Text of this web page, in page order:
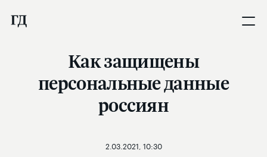
Как защищены
персональные данные
россиян
2.03.2021, 10:30